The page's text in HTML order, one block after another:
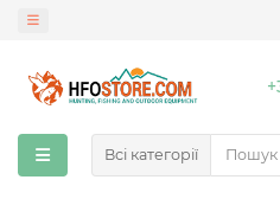
Всі категорії